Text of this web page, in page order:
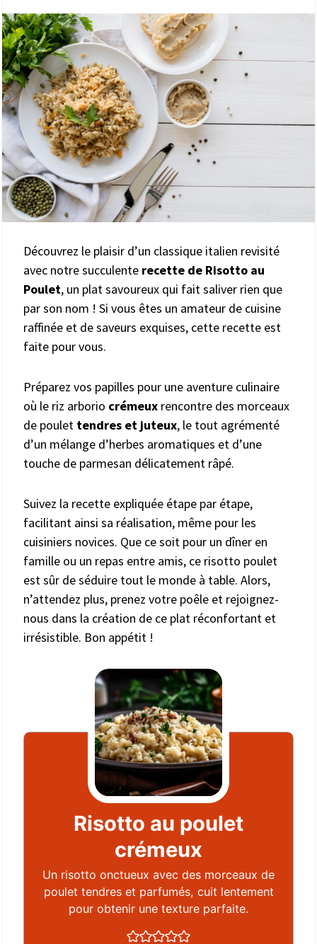
Découvrez le plaisir d’un classique italien revisité
avec notre succulente recette de Risotto au
Poulet, un plat savoureux qui fait saliver rien que
par son nom ! Si vous êtes un amateur de cuisine
raffinée et de saveurs exquises, cette recette est
faite pour vous.
Préparez vos papilles pour une aventure culinaire
où le riz arborio crémeux rencontre des morceaux
de poulet tendres et juteux, le tout agrémenté
d’un mélange d’herbes aromatiques et d’une
touche de parmesan délicatement râpé.
Suivez la recette expliquée étape par étape,
facilitant ainsi sa réalisation, même pour les
cuisiniers novices. Que ce soit pour un dîner en
famille ou un repas entre amis, ce risotto poulet
est sûr de séduire tout le monde à table. Alors,
n’attendez plus, prenez votre poêle et rejoignez-
nous dans la création de ce plat réconfortant et
irrésistible. Bon appétit !
Risotto au poulet
crémeux
Un risotto onctueux avec des morceaux de
poulet tendres et parfumés, cuit lentement
pour obtenir une texture parfaite.